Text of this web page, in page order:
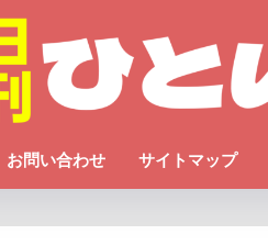
お問い合わせ サイトマップ